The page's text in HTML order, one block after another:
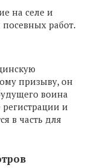
на селе и
работ.
призыву, он
воина
и
в часть для